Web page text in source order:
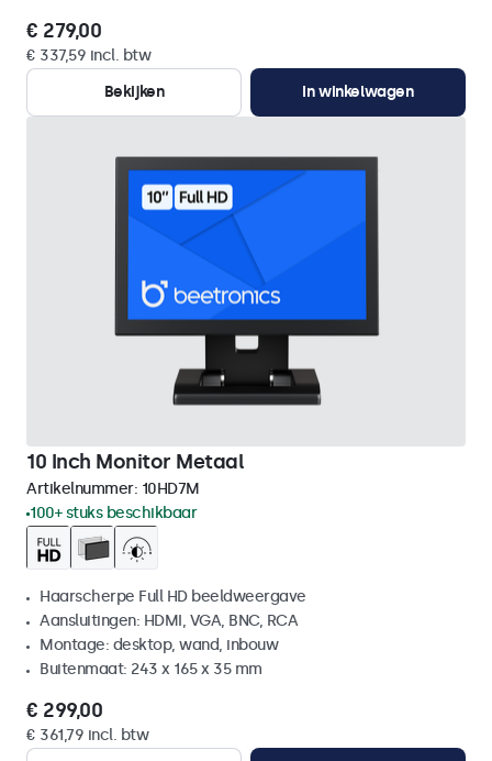
€ 279,00
€ 337,59 incl. btw
Bekijken
In winkelwagen
10 Inch Monitor Metaal
Artikelnummer: 10HD7M
100+ stuks beschikbaar
Haarscherpe Full HD beeldweergave
Aansluitingen: HDMI, VGA, BNC, RCA
Montage: desktop, wand, inbouw
Buitenmaat: 243 x 165 x 35 mm
€ 299,00
€ 361,79 incl. btw